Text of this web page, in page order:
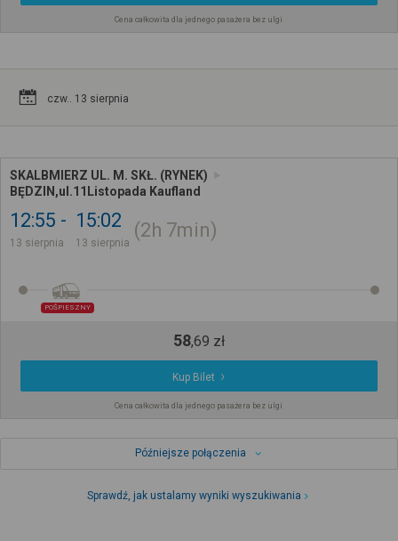
Cena całkowita dla jednego pasażera bez ulgi
czw.. 13 sierpnia
SKALBMIERZ UL. M. SKŁ. (RYNEK)
BĘDZIN,ul.11Listopada Kaufland
12:55
13 sierpnia
15:02
13 sierpnia
2h 7min
POŚPIESZNY
58,69 zł
Kup Bilet
Cena całkowita dla jednego pasażera bez ulgi
Późniejsze połączenia
Sprawdź, jak ustalamy wyniki wyszukiwania